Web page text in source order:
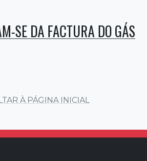
SE DA FACTURA DO GÁS
À PÁGINA INICIAL